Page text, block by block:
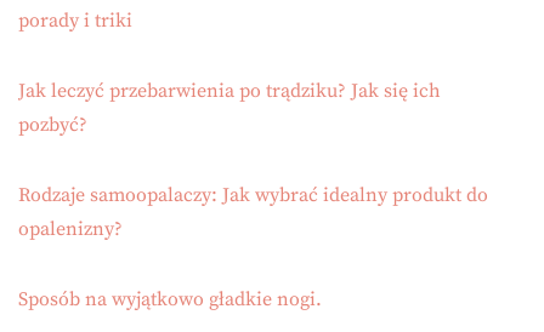
porady i triki
Jak leczyć przebarwienia po trądziku? Jak się ich
pozbyć?
Rodzaje samoopalaczy: Jak wybrać idealny produkt do
opalenizny?
Sposób na wyjątkowo gładkie nogi.